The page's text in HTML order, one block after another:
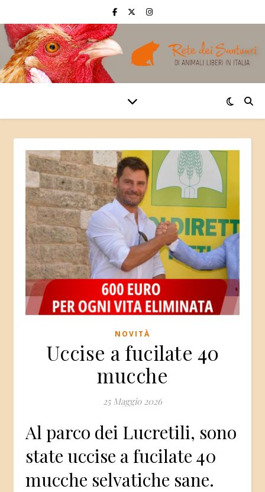
NOVITÀ
Uccise a fucilate 40
mucche
25 Maggio 2026
Al parco dei Lucretili, sono
state uccise a fucilate 40
mucche selvatiche sane.